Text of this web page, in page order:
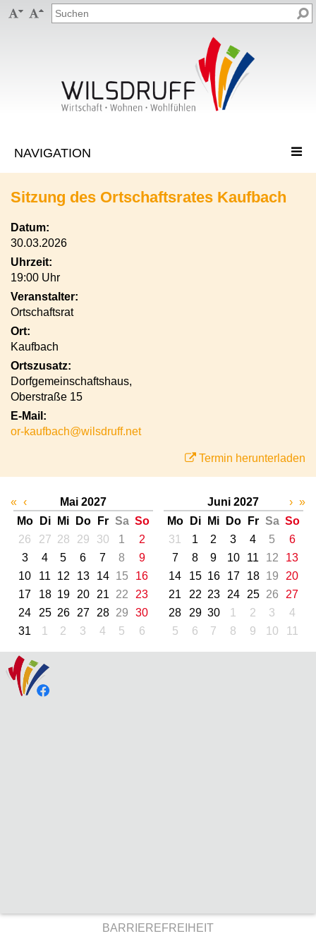
 
Sitzung des Ortschaftsrates Kaufbach
Datum:
30.03.2026
Uhrzeit:
19:00 Uhr
Veranstalter:
Ortschaftsrat
Ort:
Kaufbach
Ortszusatz:
Dorfgemeinschaftshaus,
Oberstraße 15
E-Mail:
or-kaufbach@wilsdruff.net
Termin herunterladen
« ‹
Mai 2027
Mo
Di Mi Do Fr Sa So
26
27 28 29 30 1
2
3
4 5 6 7 8
9
10
11 12 13 14 15
16
17
18 19 20 21 22
23
24
25 26 27 28 29
30
31
1 2 3 4 5 6
Juni 2027
Mo
Di Mi Do Fr Sa So
31
1 2 3 4 5
6
7
8 9 10 11 12
13
14
15 16 17 18 19
20
21
22 23 24 25 26
27
28
29 30 1 2 3
4
5
6 7 8 9 10 11
› »
BARRIEREFREIHEIT